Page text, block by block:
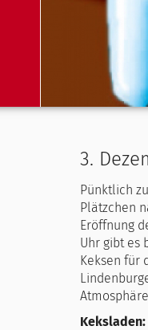
3.
Pünktlich
Plätzchen
Eröffnung
Uhr gibt es
Keksen für
Keksladen: